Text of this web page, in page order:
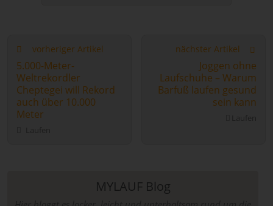
vorheriger Artikel
5.000-Meter-
Weltrekordler
Cheptegei will Rekord
auch über 10.000
Meter
nächster Artikel
Joggen ohne
Laufschuhe – Warum
Barfuß laufen gesund
sein kann
MYLAUF Blog